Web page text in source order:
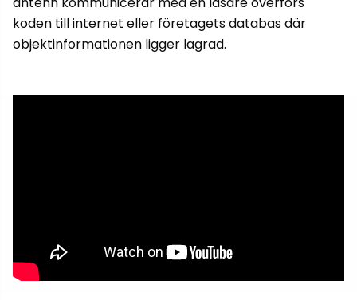
koden till internet eller företagets databas där
objektinformationen ligger lagrad.